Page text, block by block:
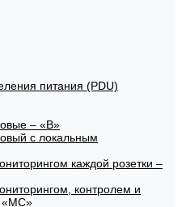
питания (PDU)
– «В»
с локальным
каждой розетки –
контролем и
«МС»